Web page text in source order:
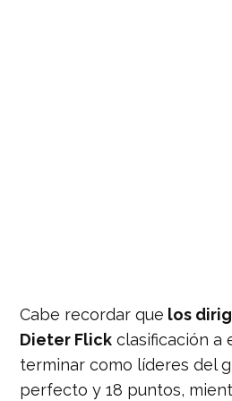
Cabe recordar que los
Dieter Flick clasificación a
terminar como líderes del
perfecto y 18 puntos,